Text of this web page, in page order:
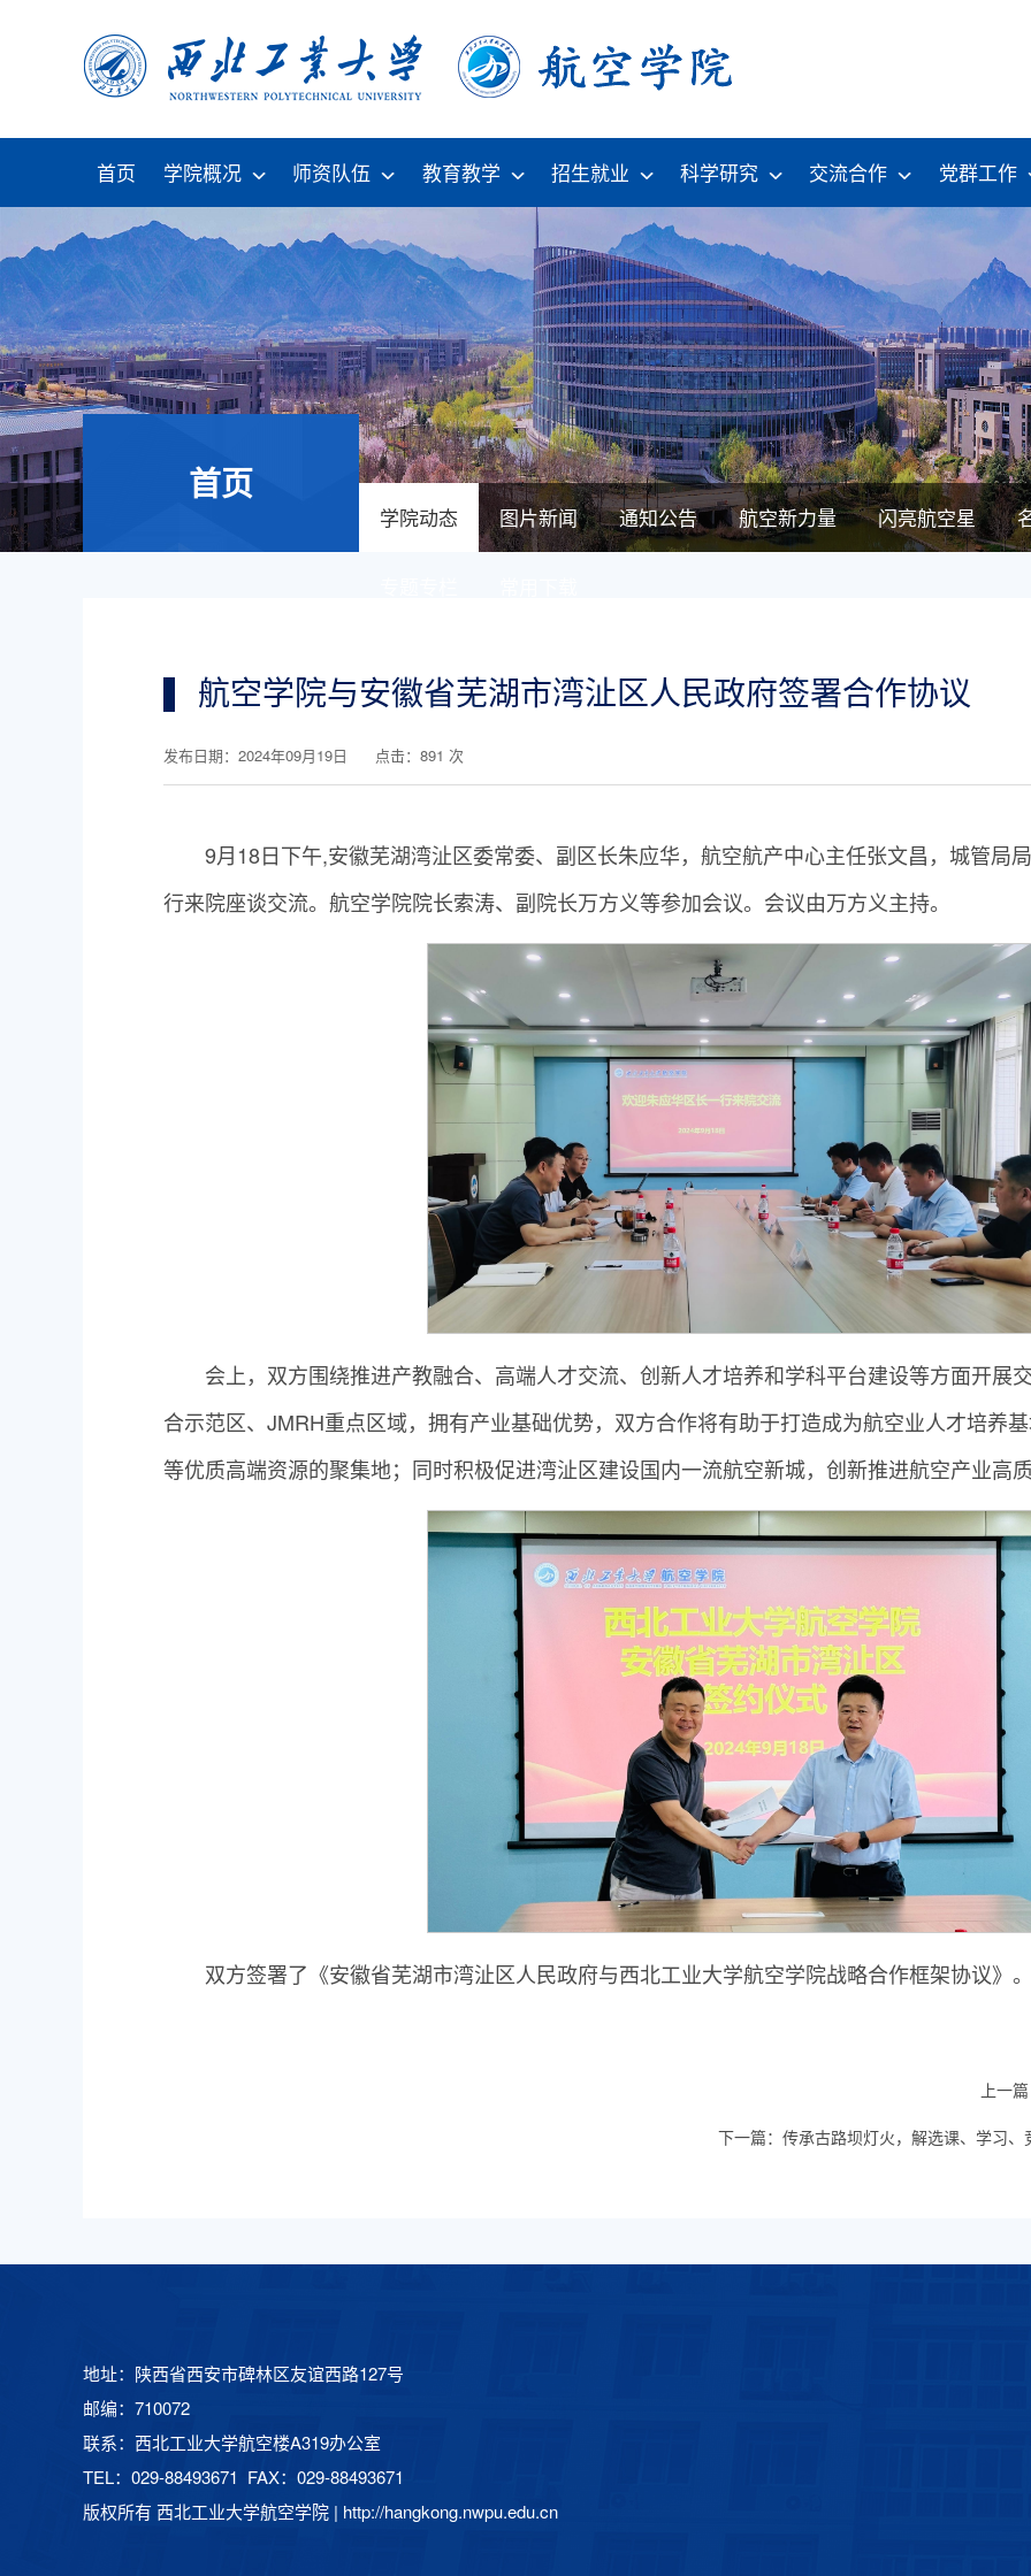
首页 学院概况 师资队伍 教育教学 招生就业 科学研究 交流合作 党群工作
首页
学院动态 图片新闻 通知公告 航空新力量 闪亮航空星
航空学院与安徽省芜湖市湾沚区人民政府签署合作协议
发布日期：2024年09月19日 点击： 891 次
9月18日下午,安徽芜湖湾沚区委常委、副区长朱应华，航空航产中心主任张文昌，城管局
行来院座谈交流。航空学院院长索涛、副院长万方义等参加会议。会议由万方义主持。
会上，双方围绕推进产教融合、高端人才交流、创新人才培养和学科平台建设等方面开展
合示范区、JMRH重点区域，拥有产业基础优势，双方合作将有助于打造成为航空业人才培养
等优质高端资源的聚集地；同时积极促进湾沚区建设国内一流航空新城，创新推进航空产业高
双方签署了《安徽省芜湖市湾沚区人民政府与西北工业大学航空学院战略合作框架协议》
上一
下一篇： 传承古路坝灯火，解选课、学习
地址：陕西省西安市碑林区友谊西路127号
邮编：710072
联系：西北工业大学航空楼A319办公室
TEL：029-88493671 FAX：029-88493671
版权所有 西北工业大学航空学院 | http://hangkong.nwpu.edu.cn